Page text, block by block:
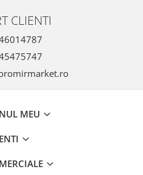
CLIENTI
MEU